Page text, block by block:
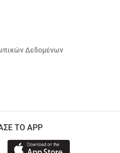
Δεδομένων
ΤΟ APP